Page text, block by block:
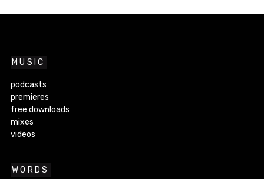
MUSIC
podcasts
premieres
free downloads
mixes
videos
WORDS